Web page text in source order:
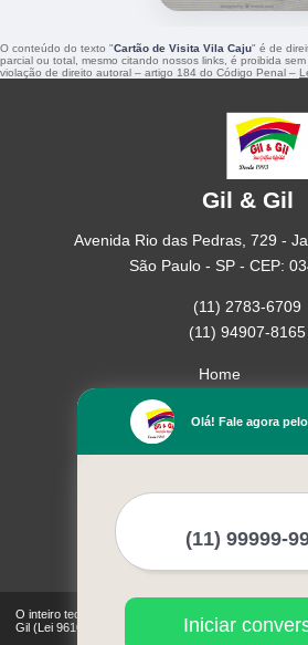
O conteúdo do texto "Cartão de Visita Vila Caju" é de
parcial ou total, mesmo citando nossos links, é proibida
violação de direito autoral – artigo 184 do Código Penal –
Gil & Gil
Avenida Rio das Pedras, 729 -
São Paulo - SP - CEP:
(11) 2783-6709
(11) 94907-8165
Home
Missão
Serviços
Mais Serviços
O inteiro teor deste site está sujeito à proteção de
Gil (Lei 9610 de 19/02/1998)
Olá! Fale agora
Iniciar